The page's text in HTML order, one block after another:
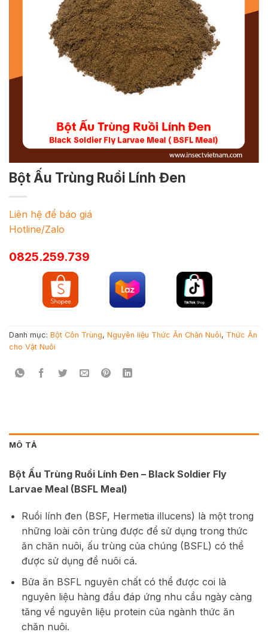
Bột Ấu Trùng Ruồi Lính Đen
Liên hệ để báo giá
Hotline/Zalo
0825.259.739
Danh mục: Bột Côn Trùng, Nguyên liệu Thức Ăn Chăn Nuôi, Thức Ăn
cho Vật Nuôi
MÔ TẢ
Bột Ấu Trùng Ruồi Lính Đen – Black Soldier Fly
Larvae Meal (BSFL Meal)
Ruồi lính đen (BSF, Hermetia illucens) là một trong
những loài côn trùng được để sử dụng trong thức
ăn chăn nuôi, ấu trùng của chúng (BSFL) có thể
được sử dụng để nuôi cá.
Bữa ăn BSFL nguyên chất có thể được coi là
nguyên liệu hàng đầu đáp ứng nhu cầu ngày càng
tăng về nguyên liệu protein của ngành thức ăn
chăn nuôi.